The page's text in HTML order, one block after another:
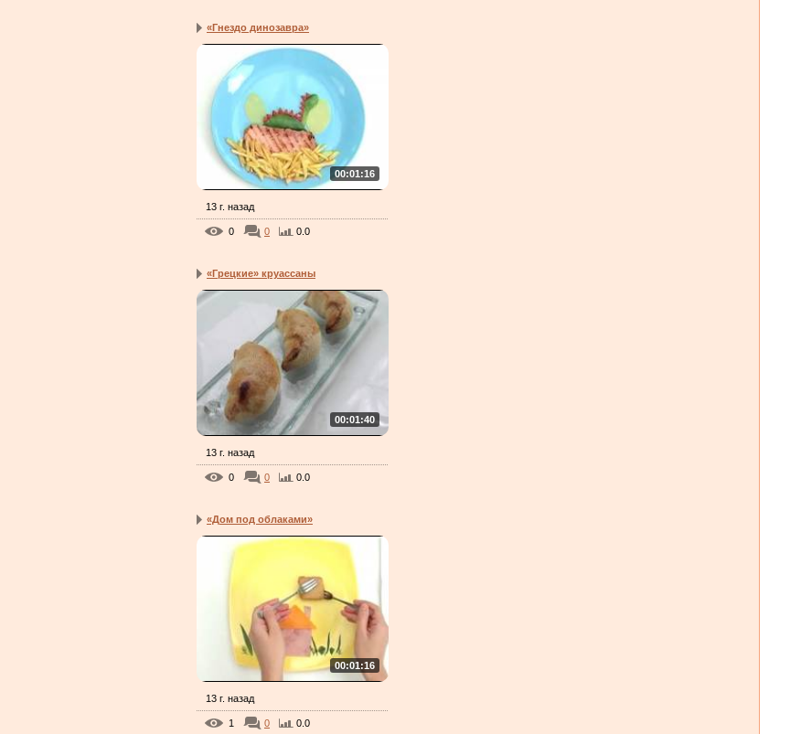
«Гнездо динозавра»
00:01:16
13 г. назад
0 0 0.0
«Грецкие» круассаны
00:01:40
13 г. назад
0 0 0.0
«Дом под облаками»
00:01:16
13 г. назад
1 0 0.0